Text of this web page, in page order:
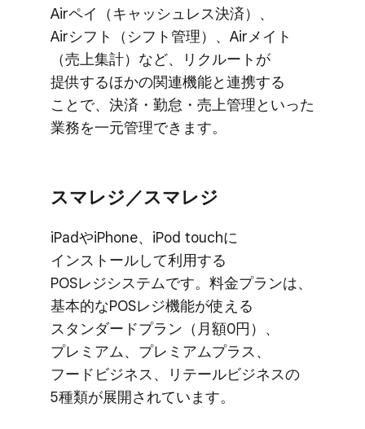
Airペイ​（キャッシュレス決済）、​
Airシフト​（シフト管理）、​Airメイト​
（売上集計）など、​リクルートが​
提供する​ほかの​関連機能と​連携する​
ことで、​決済・勤怠・売上管理と​いった​
業務を​一元管理できます。
スマレジ／スマレジ
iPadや​iPhone、​iPod touchに​
インストールして​利用する​
POSレジシステムです。​料金プランは、​
基本的な​POSレジ機能が​使える​
スタンダードプラン​（月額0円）、​
プレミアム、​プレミアムプラス、​
フードビジネス、​リテールビジネスの​
5種類が​展開されています。